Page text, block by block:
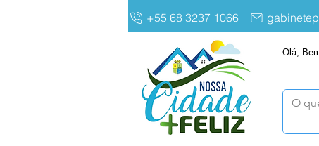
+55 68 3237 1066
Olá,